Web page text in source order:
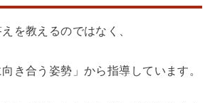
を教えるのではなく、
き合う姿勢」から指導しています。